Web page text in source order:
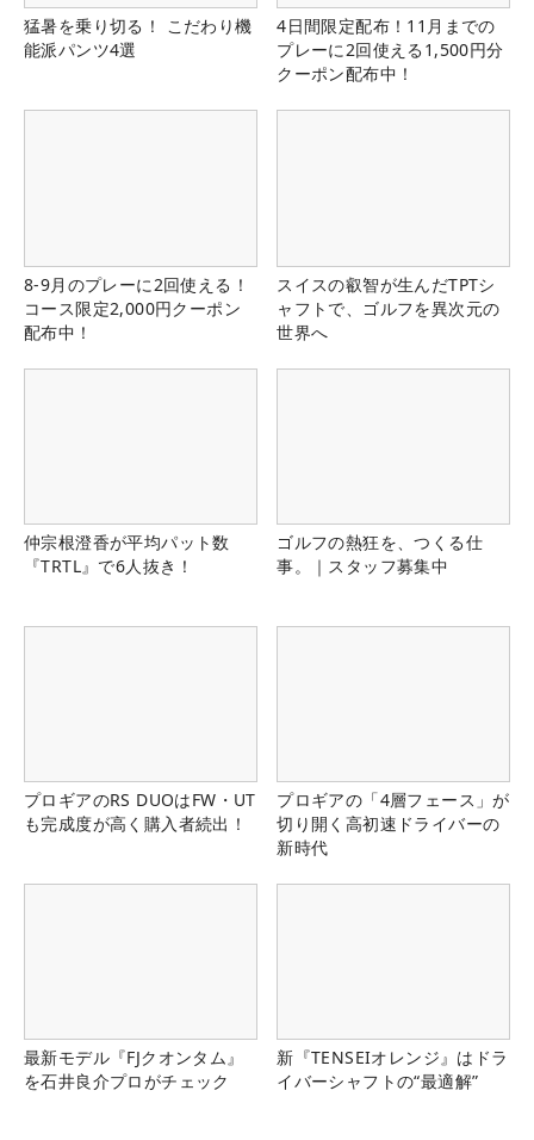
猛暑を乗り切る！ こだわり機
能派パンツ4選
4日間限定配布！11月までの
プレーに2回使える1,500円分
クーポン配布中！
8-9月のプレーに2回使える！
コース限定2,000円クーポン
配布中！
スイスの叡智が生んだTPTシ
ャフトで、ゴルフを異次元の
世界へ
仲宗根澄香が平均パット数
『TRTL』で6人抜き！
ゴルフの熱狂を、つくる仕
事。｜スタッフ募集中
プロギアのRS DUOはFW・UT
も完成度が高く購入者続出！
プロギアの「4層フェース」が
切り開く高初速ドライバーの
新時代
最新モデル『FJクオンタム』
を石井良介プロがチェック
新『TENSEIオレンジ』はドラ
イバーシャフトの“最適解”